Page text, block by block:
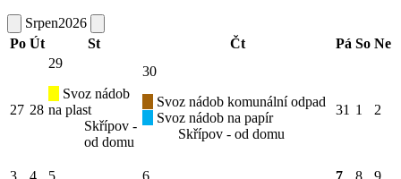
Srpen2026
Po Út St Čt Pá So Ne
27 28
29
Svoz nádob
na plast
Skřípov -
od domu
30
Svoz nádob komunální odpad
Svoz nádob na papír
Skřípov - od domu
31 1 2